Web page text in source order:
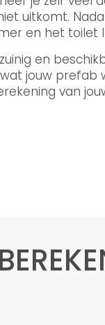
uitkomt.
en het
en
wat jouw
van